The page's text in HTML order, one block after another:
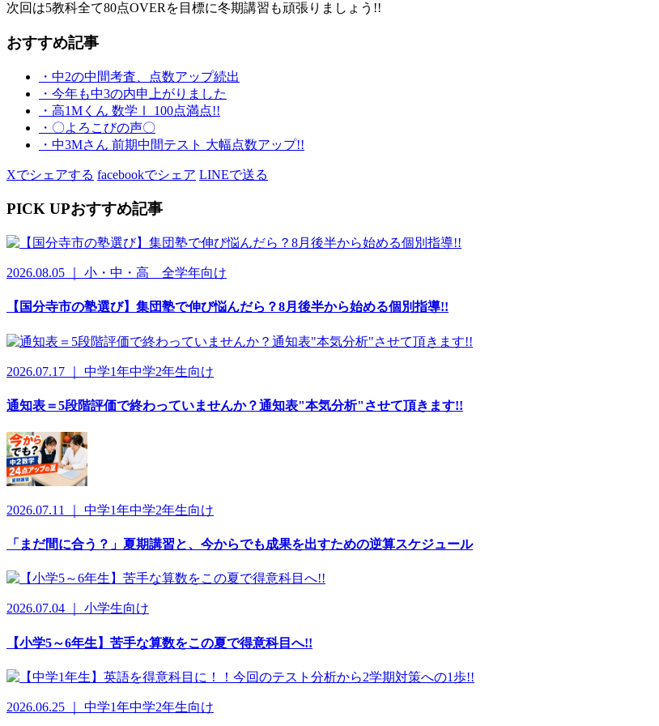
次回は5教科全て80点OVERを目標に冬期講習も頑張りましょう!!
おすすめ記事
・中2の中間考査、点数アップ続出
・今年も中3の内申上がりました
・高1Mくん 数学Ⅰ 100点満点!!
・〇よろこびの声〇
・中3Mさん 前期中間テスト 大幅点数アップ!!
Xでシェアする facebookでシェア LINEで送る
PICK UPおすすめ記事
2026.08.05 ｜ 小・中・高 全学年向け
【国分寺市の塾選び】集団塾で伸び悩んだら？8月後半から始める個別指導!!
2026.07.17 ｜ 中学1年中学2年生向け
通知表＝5段階評価で終わっていませんか？通知表"本気分析"させて頂きます!!
2026.07.11 ｜ 中学1年中学2年生向け
「まだ間に合う？」夏期講習と、今からでも成果を出すための逆算スケジュール
2026.07.04 ｜ 小学生向け
【小学5～6年生】苦手な算数をこの夏で得意科目へ!!
2026.06.25 ｜ 中学1年中学2年生向け